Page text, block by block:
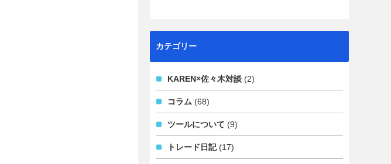
カテゴリー
KAREN×佐々木対談 (2)
コラム (68)
ツールについて (9)
トレード日記(17)